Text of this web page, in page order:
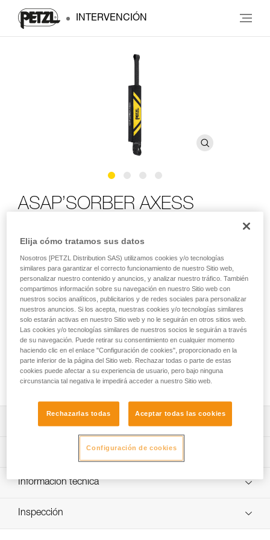
INTERVENCIÓN
ASAP’SORBER AXESS
Absorbedor de energía compacto para ASAP LOCK o
ASAP, con posibilidad de utilizar en rescate para dos
personas
Destinado a los trabajadores con cuerdas en accesos
difíciles, el absorbedor de energía ASAP’SORBER AXESS se
utiliza con un anticaídas deslizante ASAP LOCK o ASAP. Le
permite trabajar separado de la cuerda para protegerla
durante las fases de trabajo. Equipado con una cinta de
desgarro, situada en una funda que se puede abrir y
reemplazar, el absorbedor está protegido de la abrasión.
Puede ser utilizado en el marco de un rescate con dos
personas para una carga de hasta 250 kg.
Se utiliza únicamente con un anticaídas deslizante ASAP
LOCK o ASAP.
- Cinta de desgarro protegida de la abrasión y
Características técnicas
Certificaciones: CE EN 353-2 ou EN 12841 tipo A utilizado
Materiales: poliamida y poliéster
Información técnica
Descargar el pdf technical-notice-ASAP-SORBER-3
Inspección
Elija cómo tratamos sus datos
Nosotros [PETZL Distribution SAS) utilizamos cookies y/o tecnologías
similares para garantizar el correcto funcionamiento de nuestro Sitio web,
personalizar nuestro contenido y anuncios, y analizar nuestro tráfico. También
compartimos información sobre su navegación en nuestro Sitio web con
nuestros socios analíticos, publicitarios y de redes sociales para personalizar
nuestros anuncios. Si los acepta, nuestras cookies y/o tecnologías similares
solo estarán activas en nuestro Sitio web y no le seguirán en otros sitios web.
Las cookies y/o tecnologías similares de nuestros socios le seguirán a través
de su navegación. Puede retirar su consentimiento en cualquier momento
haciendo clic en el enlace "Configuración de cookies", proporcionado en la
parte inferior de la página del Sitio web. Rechazar todas o parte de estas
cookies puede afectar a su experiencia de usuario, pero bajo ninguna
circunstancia tal negativa le impedirá acceder a nuestro Sitio web.
Rechazarlas todas Aceptar todas las cookies
Configuración de cookies